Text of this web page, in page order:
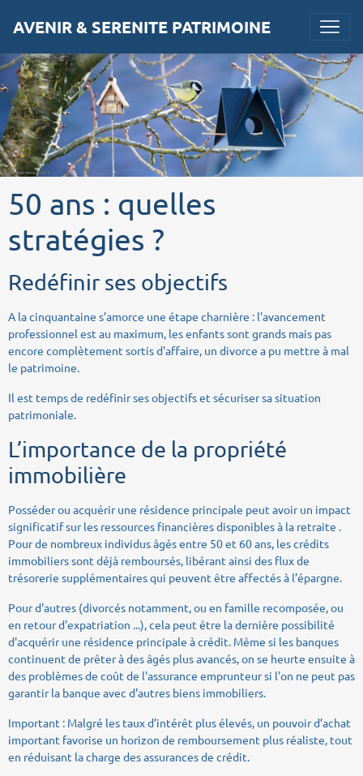
AVENIR & SERENITE PATRIMOINE
50 ans : quelles
stratégies ?
Redéfinir ses objectifs
A la cinquantaine s’amorce une étape charnière : l'avancement
professionnel est au maximum, les enfants sont grands mais pas
encore complètement sortis d'affaire, un divorce a pu mettre à mal
le patrimoine.
Il est temps de redéfinir ses objectifs et sécuriser sa situation
patrimoniale.
L’importance de la propriété
immobilière
Posséder ou acquérir une résidence principale peut avoir un impact
significatif sur les ressources financières disponibles à la retraite .
Pour de nombreux individus âgés entre 50 et 60 ans, les crédits
immobiliers sont déjà remboursés, libérant ainsi des flux de
trésorerie supplémentaires qui peuvent être affectés à l’épargne.
Pour d'autres (divorcés notamment, ou en famille recomposée, ou
en retour d'expatriation ...), cela peut être la dernière possibilité
d'acquérir une résidence principale à crédit. Même si les banques
continuent de prêter à des âgés plus avancés, on se heurte ensuite à
des problèmes de coût de l'assurance emprunteur si l'on ne peut pas
garantir la banque avec d'autres biens immobiliers.
Important : Malgré les taux d’intérêt plus élevés, un pouvoir d’achat
important favorise un horizon de remboursement plus réaliste, tout
en réduisant la charge des assurances de crédit.